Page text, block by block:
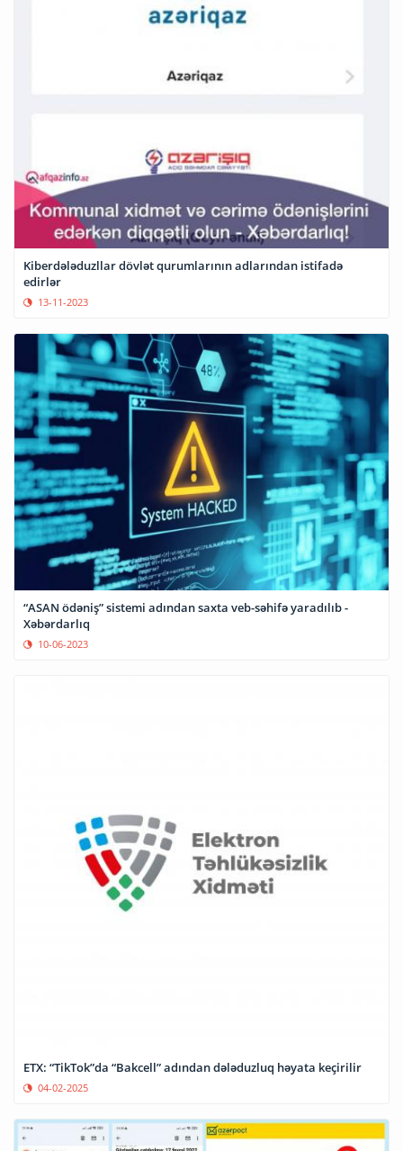
Kiberdələduzllar dövlət qurumlarının adlarından istifadə
edirlər
13-11-2023
“ASAN ödəniş” sistemi adından saxta veb-səhifə yaradılıb -
Xəbərdarlıq
10-06-2023
ETX: “TikTok”da “Bakcell” adından dələduzluq həyata keçirilir
04-02-2025